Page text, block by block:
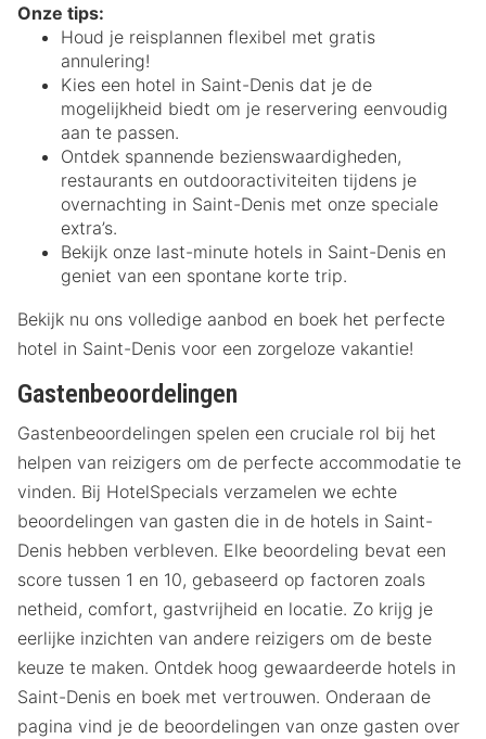
Onze tips:
Houd je reisplannen flexibel met gratis
annulering!
Kies een hotel in Saint-Denis dat je de
mogelijkheid biedt om je reservering eenvoudig
aan te passen.
Ontdek spannende bezienswaardigheden,
restaurants en outdooractiviteiten tijdens je
overnachting in Saint-Denis met onze speciale
extra’s.
Bekijk onze last-minute hotels in Saint-Denis en
geniet van een spontane korte trip.
Bekijk nu ons volledige aanbod en boek het perfecte
hotel in Saint-Denis voor een zorgeloze vakantie!
Gastenbeoordelingen
Gastenbeoordelingen spelen een cruciale rol bij het
helpen van reizigers om de perfecte accommodatie te
vinden. Bij HotelSpecials verzamelen we echte
beoordelingen van gasten die in de hotels in Saint-
Denis hebben verbleven. Elke beoordeling bevat een
score tussen 1 en 10, gebaseerd op factoren zoals
netheid, comfort, gastvrijheid en locatie. Zo krijg je
eerlijke inzichten van andere reizigers om de beste
keuze te maken. Ontdek hoog gewaardeerde hotels in
Saint-Denis en boek met vertrouwen. Onderaan de
pagina vind je de beoordelingen van onze gasten over